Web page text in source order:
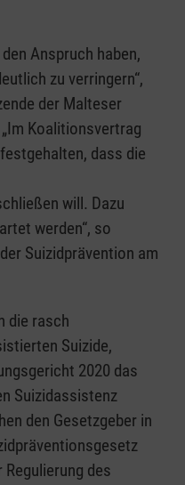
Anspruch haben,
zu verringern“,
der Malteser
Koalitionsvertrag
dass die
will. Dazu
werden“, so
Suizidprävention am
die rasch
Suizide,
2020 das
Suizidassistenz
den Gesetzgeber in
des